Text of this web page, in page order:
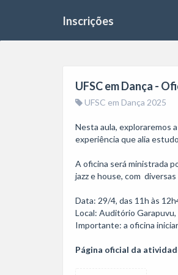
Inscrições
UFSC em Dança -
UFSC em Dança 2025
Nesta aula, exploraremos
experiência que alia
A oficina será ministrada
jazz e house, com
Data: 29/4, das 11h às
Local: Auditório
Importante: a oficina
Página oficial da